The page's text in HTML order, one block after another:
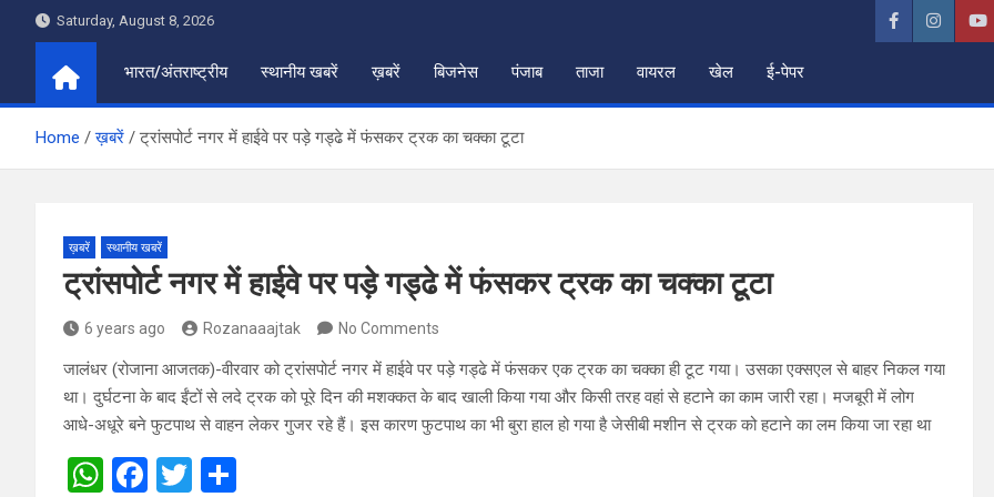
Saturday, August 8, 2026
भारत/अंतराष्ट्रीय स्थानीय खबरें ख़बरें बिजनेस पंजाब ताजा वायरल खेल ई-पेपर
Home ख़बरें ट्रांसपोर्ट नगर में हाईवे पर पड़े गड्ढे में फंसकर ट्रक का चक्का टूटा
ख़बरें स्थानीय खबरें
ट्रांसपोर्ट नगर में हाईवे पर पड़े गड्ढे में फंसकर ट्रक का चक्का टूटा
6 years ago Rozanaaajtak No Comments
जालंधर (रोजाना आजतक)-वीरवार को ट्रांसपोर्ट नगर में हाईवे पर पड़े गड्ढे में फंसकर एक ट्रक का चक्का ही टूट गया। उसका एक्सएल से बाहर निकल गया
था। दुर्घटना के बाद ईंटों से लदे ट्रक को पूरे दिन की मशक्कत के बाद खाली किया गया और किसी तरह वहां से हटाने का काम जारी रहा। मजबूरी में लोग
आधे-अधूरे बने फुटपाथ से वाहन लेकर गुजर रहे हैं। इस कारण फुटपाथ का भी बुरा हाल हो गया है जेसीबी मशीन से ट्रक को हटाने का लम किया जा रहा था
W F
T